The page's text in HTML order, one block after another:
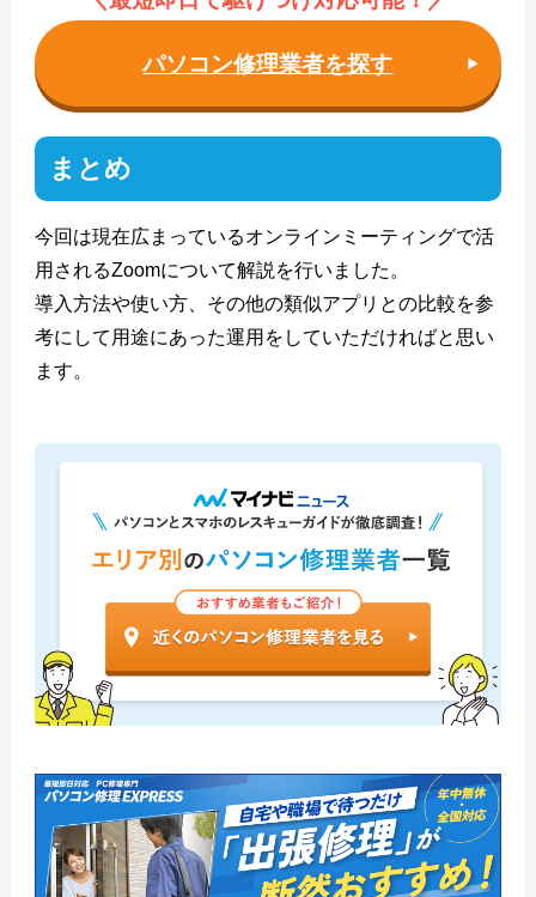
パソコン修理業者を探す
まとめ
今回は現在広まっているオンラインミーティングで活
用されるZoomについて解説を行いました。
導入方法や使い方、その他の類似アプリとの比較を参
考にして用途にあった運用をしていただければと思い
ます。